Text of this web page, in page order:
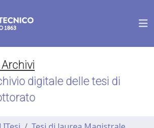
digitale delle tesi di